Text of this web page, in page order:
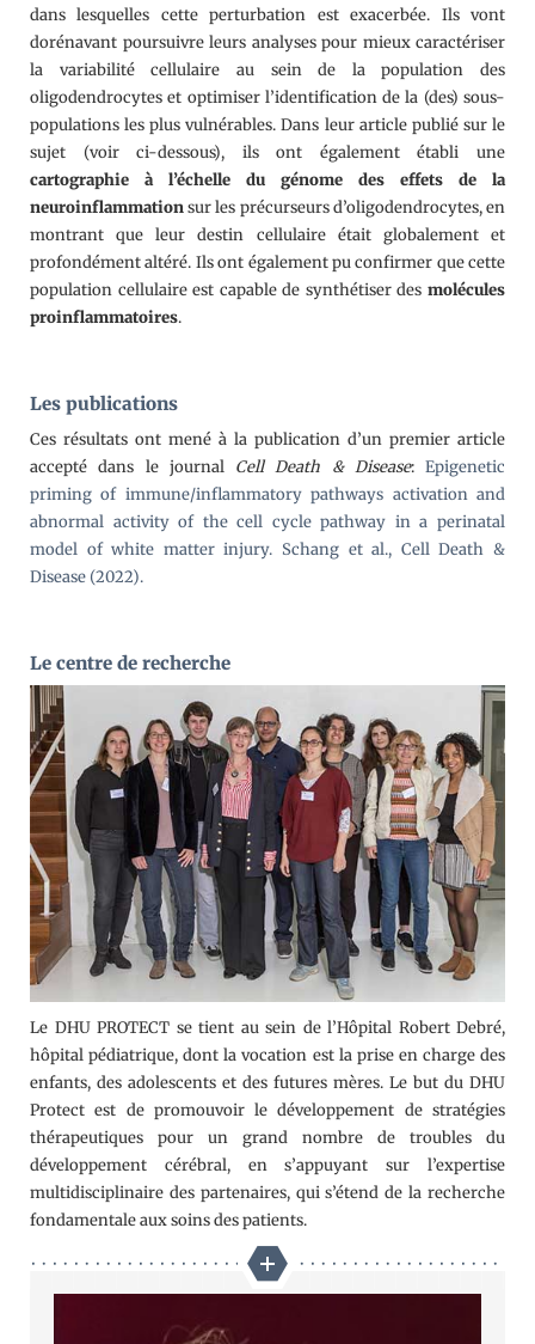
dans lesquelles cette perturbation est exacerbée. Ils vont
dorénavant poursuivre leurs analyses pour mieux caractériser
la variabilité cellulaire au sein de la population des
oligodendrocytes et optimiser l’identification de la (des) sous-
populations les plus vulnérables. Dans leur article publié sur le
sujet (voir ci-dessous), ils ont également établi une
cartographie à l’échelle du génome des effets de la
neuroinflammationsur les précurseurs d’oligodendrocytes, en
montrant que leur destin cellulaire était globalement et
profondément altéré. Ils ont également pu confirmer que cette
population cellulaire est capable de synthétiser des molécules
proinflammatoires.
Les publications
Ces résultats ont mené à la publication d’un premier article
accepté dans le journal Cell Death & Disease: Epigenetic
priming of immune/inflammatory pathways activation and
abnormal activity of the cell cycle pathway in a perinatal
model of white matter injury. Schang et al., Cell Death &
Disease (2022).
Le centre de recherche
Le DHU PROTECT se tient au sein de l’Hôpital Robert Debré,
hôpital pédiatrique, dont la vocation est la prise en charge des
enfants, des adolescents et des futures mères. Le but du DHU
Protect est de promouvoir le développement de stratégies
thérapeutiques pour un grand nombre de troubles du
développement cérébral, en s’appuyant sur l’expertise
multidisciplinaire des partenaires, qui s’étend de la recherche
fondamentale aux soins des patients.